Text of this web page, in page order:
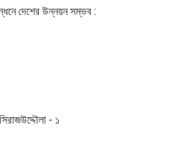
দেশের উন্নয়ন সম্ভব :
- ১